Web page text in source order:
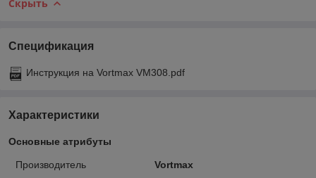
Скрыть
Спецификация
Инструкция на Vortmax VM308.pdf
Характеристики
Основные атрибуты
Производитель Vortmax